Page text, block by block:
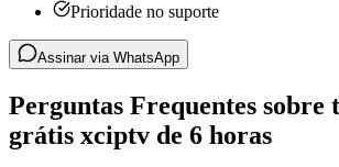
Prioridade no suporte
Assinar via WhatsApp
Perguntas Frequentes sobre
grátis xciptv de 6 horas